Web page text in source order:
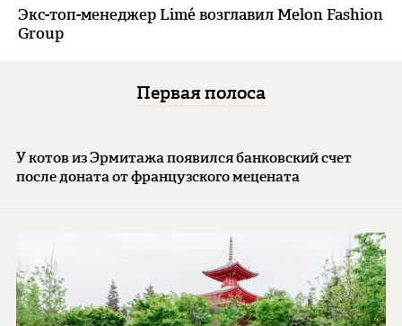
Экс-топ-менеджер Limé возглавил Melon Fashion
Group
Первая полоса
У котов из Эрмитажа появился банковский счет
после доната от французского мецената